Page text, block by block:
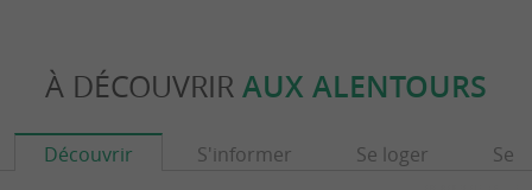
À DÉCOUVRIR AUX ALENTOURS
Découvrir S'informer Se loger Se